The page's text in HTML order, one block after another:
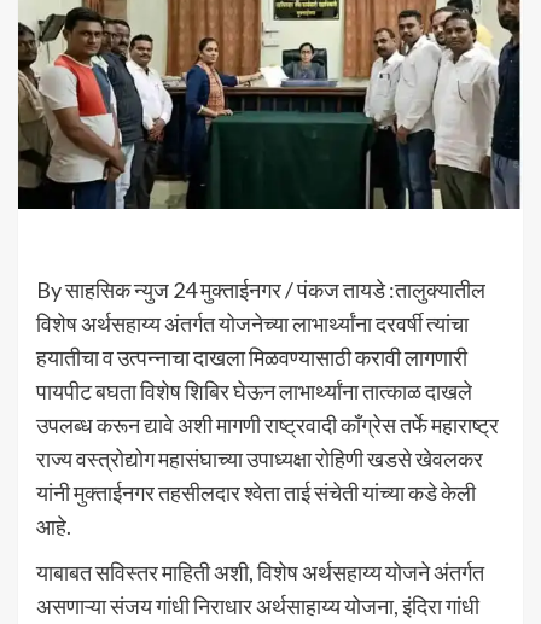
By साहसिक न्युज 24 मुक्ताईनगर / पंकज तायडे :तालुक्यातील
विशेष अर्थसहाय्य अंतर्गत योजनेच्या लाभार्थ्यांना दरवर्षी त्यांचा
हयातीचा व उत्पन्नाचा दाखला मिळवण्यासाठी करावी लागणारी
पायपीट बघता विशेष शिबिर घेऊन लाभार्थ्यांना तात्काळ दाखले
उपलब्ध करून द्यावे अशी मागणी राष्ट्रवादी काँग्रेस तर्फे महाराष्ट्र
राज्य वस्त्रोद्योग महासंघाच्या उपाध्यक्षा रोहिणी खडसे खेवलकर
यांनी मुक्ताईनगर तहसीलदार श्वेता ताई संचेती यांच्या कडे केली
आहे.
याबाबत सविस्तर माहिती अशी, विशेष अर्थसहाय्य योजने अंतर्गत
असणाऱ्या संजय गांधी निराधार अर्थसाहाय्य योजना, इंदिरा गांधी